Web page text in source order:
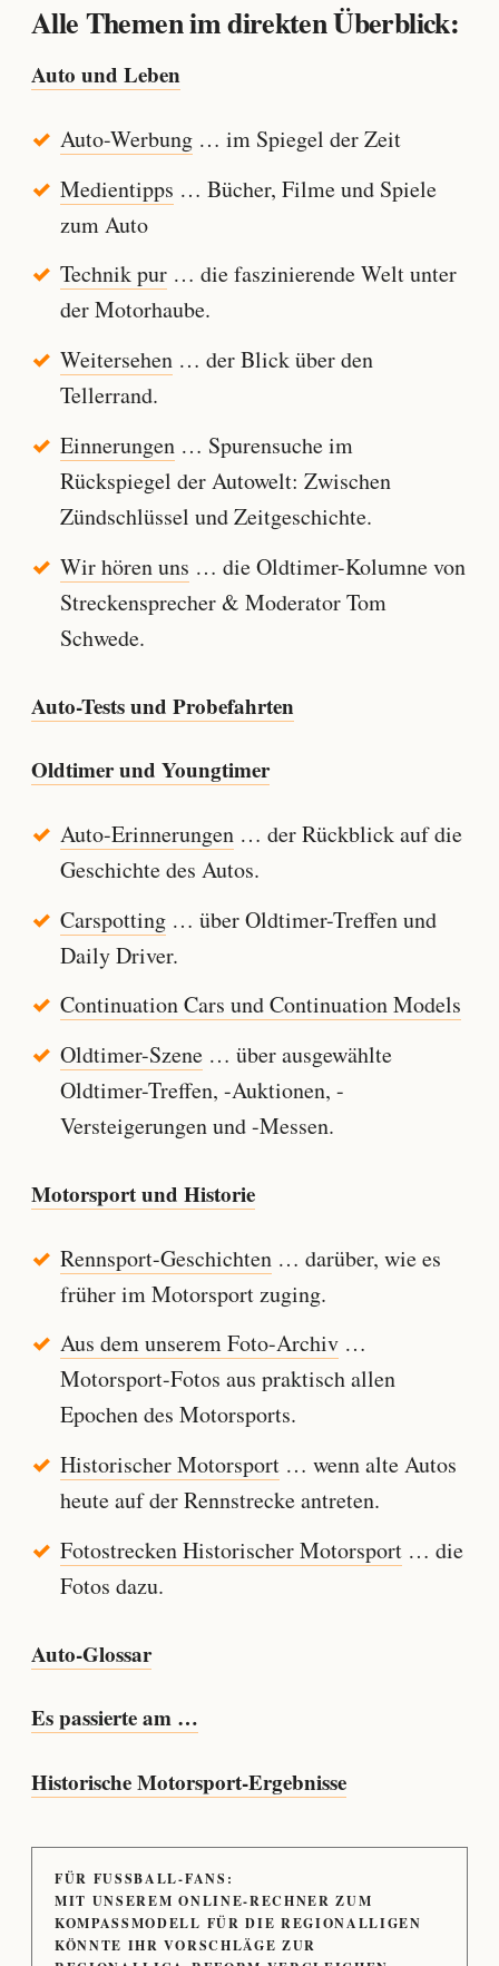
Alle Themen im direkten Überblick:
Auto und Leben
Auto-Werbung… im Spiegel der Zeit
Medientipps … Bücher, Filme und Spiele
zum Auto
Technik pur… die faszinierende Welt unter
der Motorhaube.
Weitersehen… der Blick über den
Tellerrand.
Einnerungen… Spurensuche im
Rückspiegel der Autowelt: Zwischen
Zündschlüssel und Zeitgeschichte.
Wir hören uns … die Oldtimer-Kolumne von
Streckensprecher & Moderator Tom
Schwede.
Auto-Tests und Probefahrten
Oldtimer und Youngtimer
Auto-Erinnerungen… der Rückblick auf die
Geschichte des Autos.
Carspotting… über Oldtimer-Treffen und
Daily Driver.
Continuation Cars und Continuation Models
Oldtimer-Szene… über ausgewählte
Oldtimer-Treffen, -Auktionen, -
Versteigerungen und -Messen.
Motorsport und Historie
Rennsport-Geschichten… darüber, wie es
früher im Motorsport zuging.
Aus dem unserem Foto-Archiv…
Motorsport-Fotos aus praktisch allen
Epochen des Motorsports.
Historischer Motorsport… wenn alte Autos
heute auf der Rennstrecke antreten.
Fotostrecken Historischer Motorsport… die
Fotos dazu.
Auto-Glossar
Es passierte am …
Historische Motorsport-Ergebnisse
FÜR FUSSBALL-FANS:
MIT UNSEREM ONLINE-RECHNER ZUM
KOMPASSMODELL FÜR DIE REGIONALLIGEN
KÖNNTE IHR VORSCHLÄGE ZUR